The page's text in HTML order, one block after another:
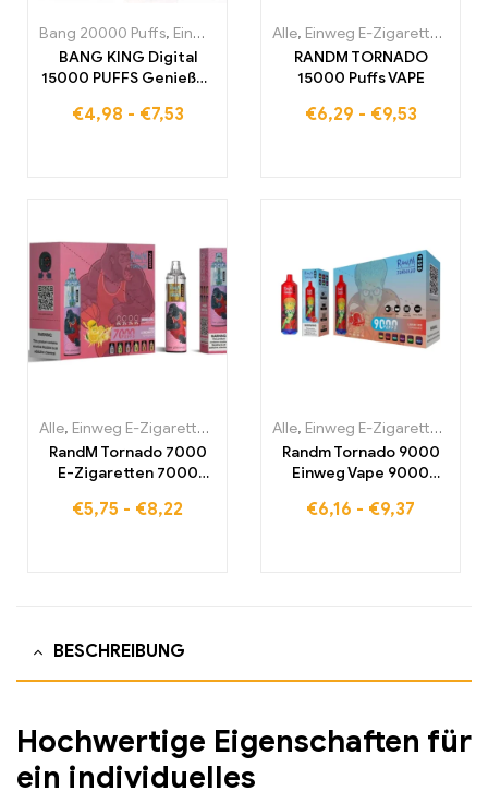
Bang 20000 Puffs, Einweg E-Zigaretten ,Einweg-E-Zigaretten
BANG KING Digital
15000 PUFFS Genießen
Nebelungserlebnis
€4,98 - €7,53
Alle, Einweg E-Zigaretten
RANDM TORNADO
15000 Puffs VAPE
€6,29 - €9,53
Alle, Einweg E-Zigaretten Einweg-E-Zigaretten Belgien,
RandM Tornado 7000
E-Zigaretten 7000
lagerraum
€5,75 - €8,22
Alle, Einweg E-Zigaretten
Randm Tornado 9000
Einweg Vape 9000
€6,16 - €9,37
BESCHREIBUNG
Hochwertige Eigenschaften für
ein individuelles